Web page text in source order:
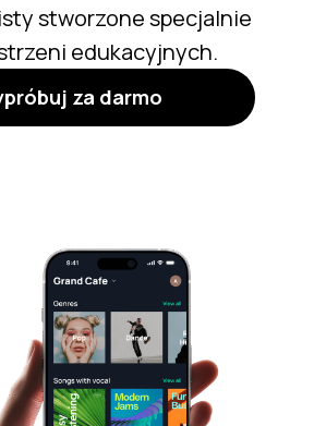
stworzone specjalnie
edukacyjnych.
za darmo